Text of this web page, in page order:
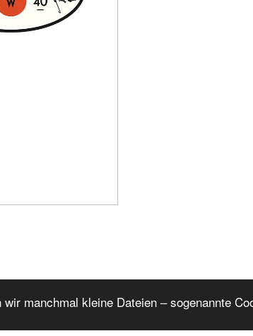
manchmal kleine Dateien – sogenannte